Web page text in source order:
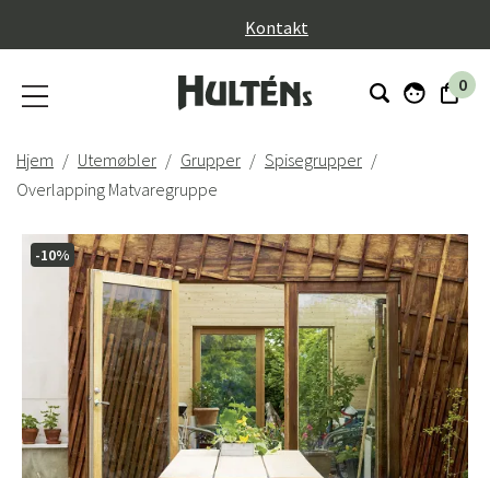
Kontakt
0
Hjem Utemøbler Grupper
Spisegrupper
Overlapping Matvaregruppe
-10%